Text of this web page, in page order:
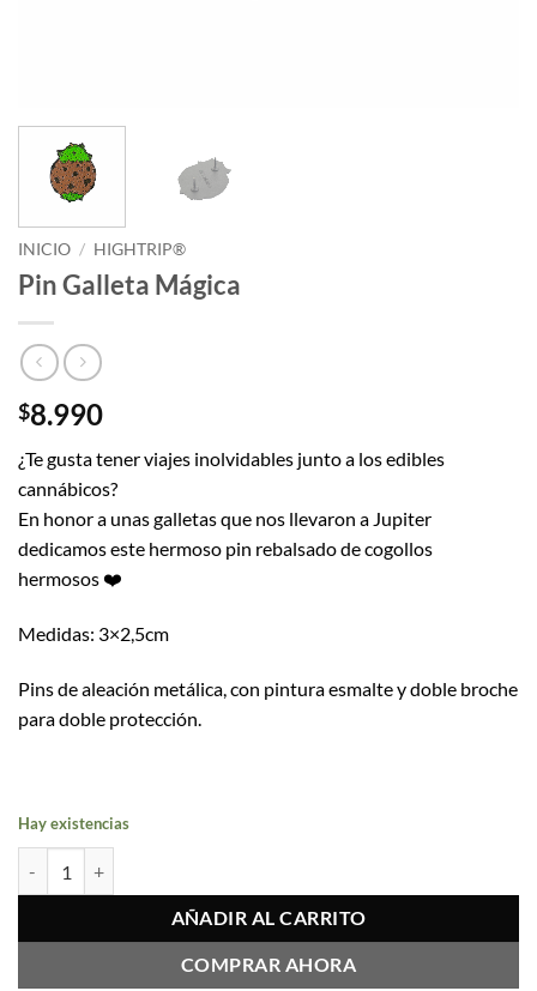
INICIO / HIGHTRIP®
Pin Galleta Mágica
$8.990
¿Te gusta tener viajes inolvidables junto a los edibles
cannábicos?
En honor a unas galletas que nos llevaron a Jupiter
dedicamos este hermoso pin rebalsado de cogollos
hermosos ❤️
Medidas: 3×2,5cm
Pins de aleación metálica, con pintura esmalte y doble broche
para doble protección.
Hay existencias
AÑADIR AL CARRITO
COMPRAR AHORA